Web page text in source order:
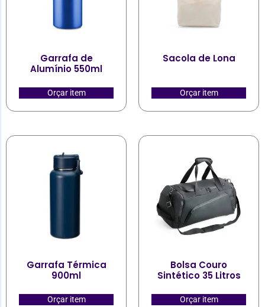
Garrafa de
Alumínio 550ml
Orçar item
Sacola de Lona
Orçar item
Garrafa Térmica
900ml
Orçar item
Bolsa Couro
Sintético 35 Litros
Orçar item